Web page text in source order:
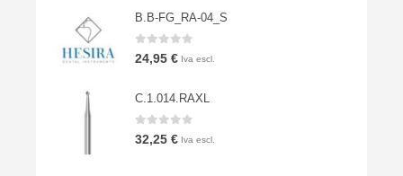
B.B-FG_RA-04_S
0 Su 5
24,95 € Iva escl.
C.1.014.RAXL
0 Su 5
32,25 € Iva escl.